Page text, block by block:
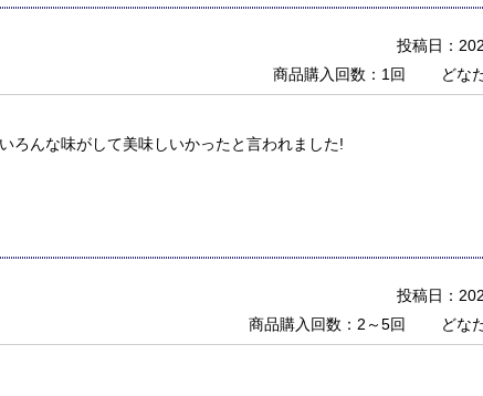
投稿日：
商品購入回数：1回
どな
ろんな味がして美味しいかったと言われました!
投稿日：
商品購入回数：2～5回
どな